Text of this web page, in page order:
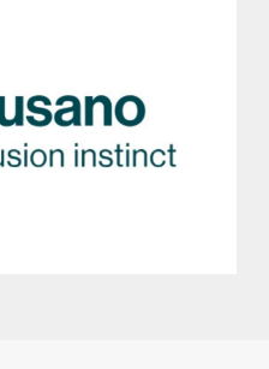
TO
di materie plastiche